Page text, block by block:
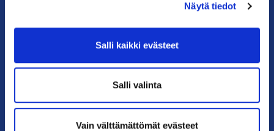
Näytä tiedot
Salli kaikki evästeet
Salli valinta
Vain välttämättömät evästeet
Postiosoite: PL 68, 00131 Helsinki